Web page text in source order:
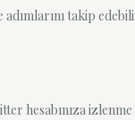
takip
hesabınıza